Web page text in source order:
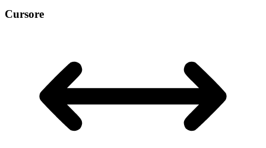
Cursore